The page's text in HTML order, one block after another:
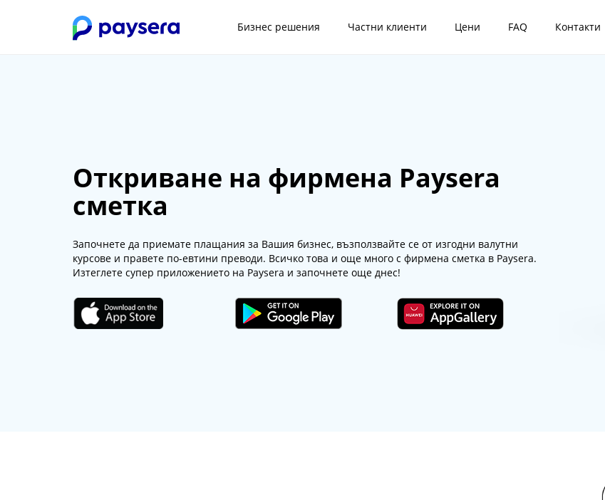
Бизнес решения Частни клиенти Цени FAQ Контакти
Откриване на фирмена Paysera
сметка
Започнете да приемате плащания за Вашия бизнес, възползвайте се от изгодни валутни
курсове и правете по-евтини преводи. Всичко това и още много с фирмена сметка в Paysera.
Изтеглете супер приложението на Paysera и започнете още днес!